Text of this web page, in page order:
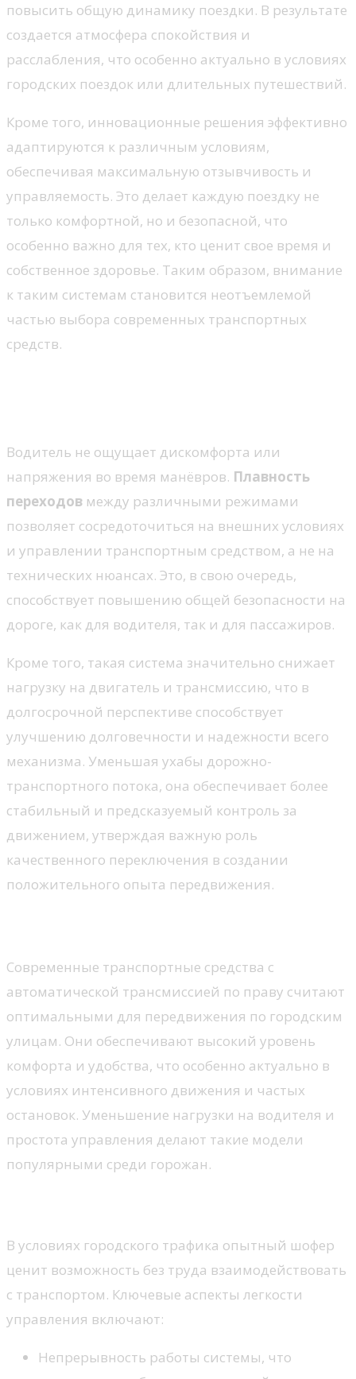
повысить общую динамику поездки. В результате
создается атмосфера спокойствия и
расслабления, что особенно актуально в условиях
городских поездок или длительных путешествий.
Кроме того, инновационные решения эффективно
адаптируются к различным условиям,
обеспечивая максимальную отзывчивость и
управляемость. Это делает каждую поездку не
только комфортной, но и безопасной, что
особенно важно для тех, кто ценит свое время и
собственное здоровье. Таким образом, внимание
к таким системам становится неотъемлемой
частью выбора современных транспортных
средств.
Водитель не ощущает дискомфорта или
напряжения во время манёвров. Плавность
переходов между различными режимами
позволяет сосредоточиться на внешних условиях
и управлении транспортным средством, а не на
технических нюансах. Это, в свою очередь,
способствует повышению общей безопасности на
дороге, как для водителя, так и для пассажиров.
Кроме того, такая система значительно снижает
нагрузку на двигатель и трансмиссию, что в
долгосрочной перспективе способствует
улучшению долговечности и надежности всего
механизма. Уменьшая ухабы дорожно-
транспортного потока, она обеспечивает более
стабильный и предсказуемый контроль за
движением, утверждая важную роль
качественного переключения в создании
положительного опыта передвижения.
Современные транспортные средства с
автоматической трансмиссией по праву считают
оптимальными для передвижения по городским
улицам. Они обеспечивают высокий уровень
комфорта и удобства, что особенно актуально в
условиях интенсивного движения и частых
остановок. Уменьшение нагрузки на водителя и
простота управления делают такие модели
популярными среди горожан.
В условиях городского трафика опытный шофер
ценит возможность без труда взаимодействовать
с транспортом. Ключевые аспекты легкости
управления включают:
Непрерывность работы системы, что